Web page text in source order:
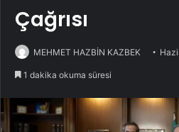
Çağrısı
MEHMET HAZBİN KAZBEK
1 dakika okuma süresi